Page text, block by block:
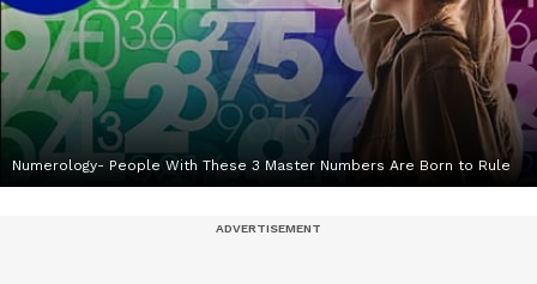
Numerology- People With These 3 Master Numbers Are Born to Rule